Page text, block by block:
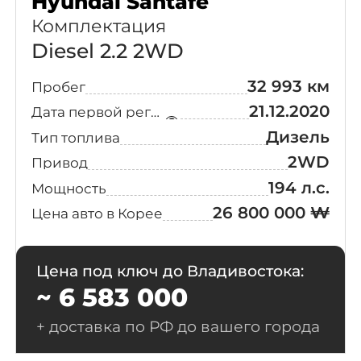
Chrysler (2)
Bentley(1)
Aston Martin
DFSK
Alfa Romeo
Ferrari
Camper
4Seater
(17)
Exclusice(15)
Iron Man
Edition
Mobility(14)
Deluxe(12)
(12)
Комплектация
Diesel 2.2 2WD
Пробег 32 993 км
Дата первой регистрации 21.12.2020
Тип топлива Дизель
Привод 2WD
Мощность 194 л.с.
Цена авто в Корее 26 800 000 ₩
Цена под ключ до Владивостока:
~ 6 583 000
+ доставка по РФ до вашего города